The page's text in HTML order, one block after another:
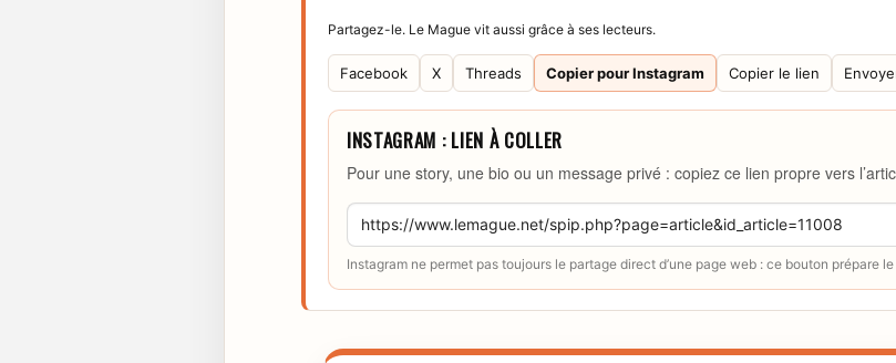
Partagez-le. Le Mague vit aussi grâce à ses lecteurs.
Facebook X Threads Copier pour Instagram Copier le lien
INSTAGRAM : LIEN À COLLER
Pour une story, une bio ou un message privé : copiez ce lien propre vers
Instagram ne permet pas toujours le partage direct d’une page web : ce bouton prépare